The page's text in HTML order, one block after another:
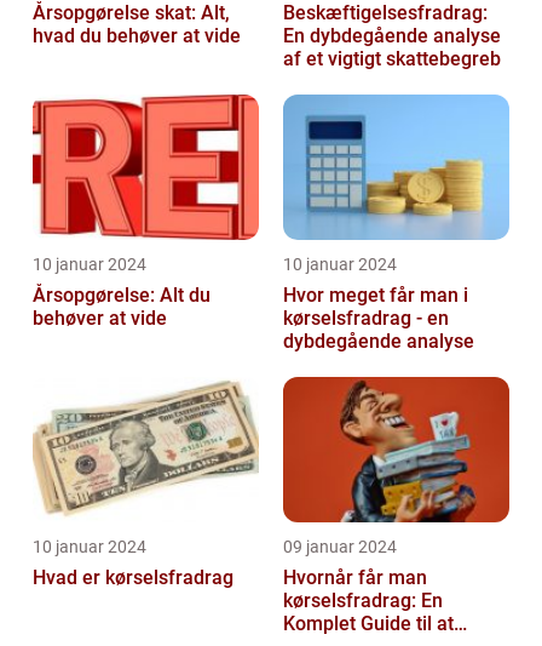
Årsopgørelse skat: Alt,
hvad du behøver at vide
Beskæftigelsesfradrag:
En dybdegående analyse
af et vigtigt skattebegreb
10 januar 2024
Årsopgørelse: Alt du
behøver at vide
10 januar 2024
Hvor meget får man i
kørselsfradrag - en
dybdegående analyse
10 januar 2024
Hvad er kørselsfradrag
09 januar 2024
Hvornår får man
kørselsfradrag: En
Komplet Guide til at